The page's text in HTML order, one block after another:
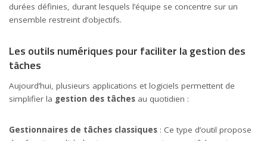
durées définies, durant lesquels l’équipe se concentre sur un
ensemble restreint d’objectifs.
Les outils numériques pour faciliter la gestion des
tâches
Aujourd’hui, plusieurs applications et logiciels permettent de
simplifier la gestion des tâches au quotidien :
Gestionnaires de tâches classiques : Ce type d’outil propose